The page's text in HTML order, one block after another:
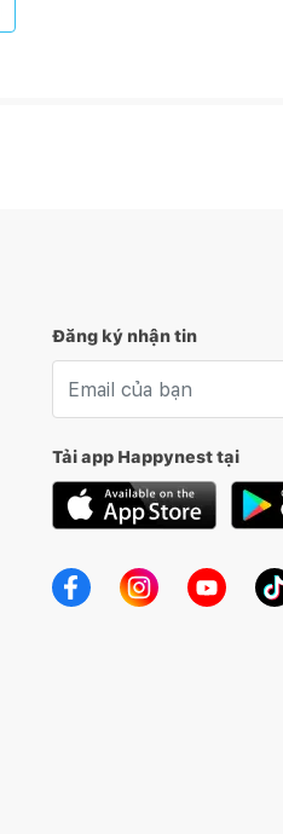
Đăng ký nhận tin
Tải app Happynest tại